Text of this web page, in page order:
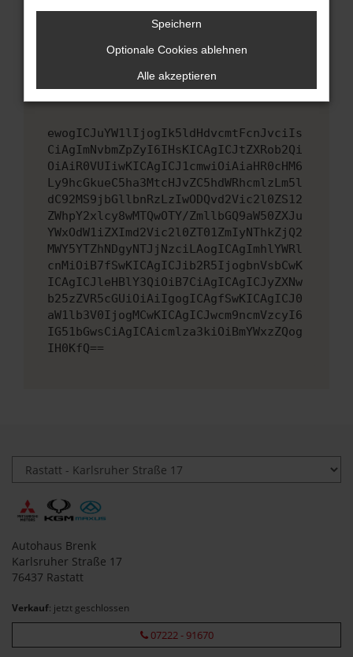
Wende dich an den Webseitenbetreiber.
Wenn du alle oben genannten Schritte versucht
hast, kontaktiere uns bitte. Wir werden
versuchen, das Problem zu beheben. Du kannst
uns diesen Text schicken, um uns bei der
ewogICJuYW1lIjogIk5ldHdvcmtFcnJvciIs
CiAgImNvbmZpZyI6IHsKICAgICJtZXRob2Qi
OiAiR0VUIiwKICAgICJ1cmwiOiAiaHR0cHM6
Ly9hcGkueC5ha3MtcHJvZC5hdWRhcmlzLm5l
dC92MS9jbGllbnRzLzIwODQvd2Vic2l0ZS12
ZWhpY2xlcy8wMTQwOTY/ZmllbGQ9aW50ZXJu
YWxOdW1iZXImd2Vic2l0ZT01ZmIyNThkZjQ2
MWY5YTZhNDgyNTJjNzciLAogICAgImhlYWRl
cnMiOiB7fSwKICAgICJib2R5IjogbnVsbCwK
ICAgICJleHBlY3QiOiB7CiAgICAgICJyZXNw
b25zZVR5cGUiOiAiIgogICAgfSwKICAgICJ0
aW1lb3V0IjogMCwKICAgICJwcm9ncmVzcyI6
IG51bGwsCiAgICAicmlza3kiOiBmYWxzZQog
IH0KfQ==
Autohaus Brenk
Karlsruher Straße 17
76437 Rastatt
Verkauf: jetzt geschlossen
07222 - 91670
Speichern
Optionale Cookies ablehnen
Alle akzeptieren